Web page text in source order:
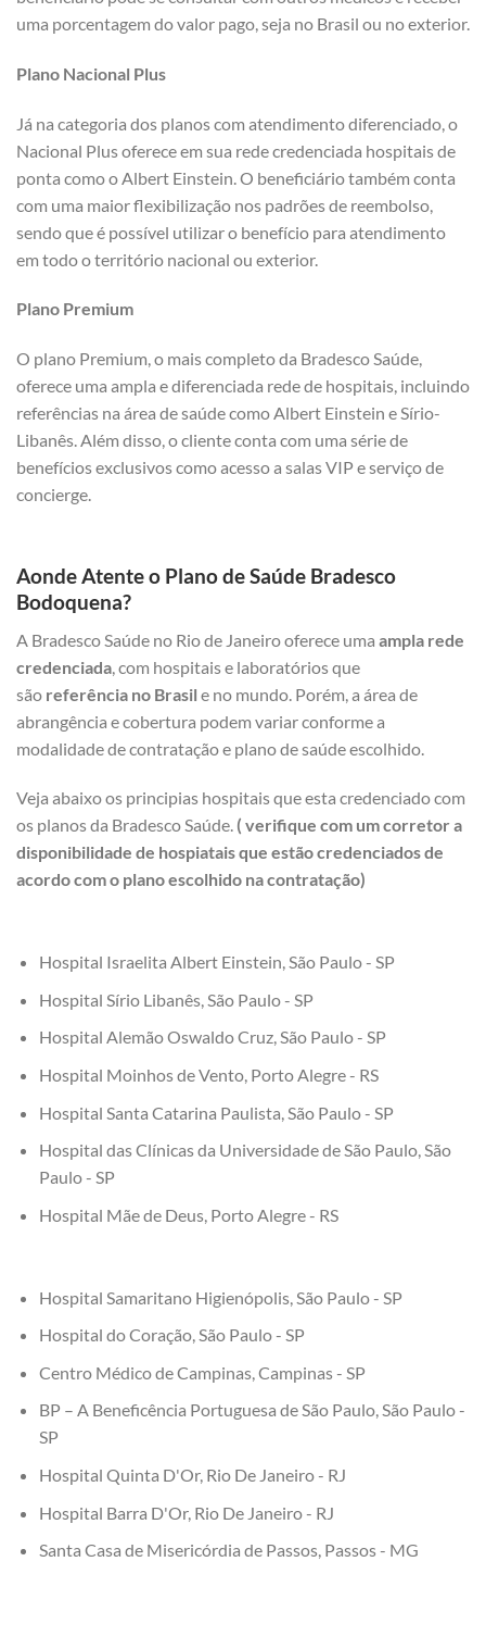
uma porcentagem do valor pago, seja no Brasil ou no exterior.
Plano Nacional Plus
Já na categoria dos planos com atendimento diferenciado, o
Nacional Plus oferece em sua rede credenciada hospitais de
ponta como o Albert Einstein. O beneficiário também conta
com uma maior flexibilização nos padrões de reembolso,
sendo que é possível utilizar o benefício para atendimento
em todo o território nacional ou exterior.
Plano Premium
O plano Premium, o mais completo da Bradesco Saúde,
oferece uma ampla e diferenciada rede de hospitais, incluindo
referências na área de saúde como Albert Einstein e Sírio-
Libanês. Além disso, o cliente conta com uma série de
benefícios exclusivos como acesso a salas VIP e serviço de
concierge.
Aonde Atente o Plano de Saúde Bradesco
Bodoquena?
A Bradesco Saúde no Rio de Janeiro oferece uma ampla rede
credenciada , com hospitais e laboratórios que
são referência no Brasil e no mundo. Porém, a área de
abrangência e cobertura podem variar conforme a
modalidade de contratação e plano de saúde escolhido.
Veja abaixo os principias hospitais que esta credenciado com
os planos da Bradesco Saúde. ( verifique com um corretor a
disponibilidade de hospiatais que estão credenciados de
acordo com o plano escolhido na contratação)
Hospital Israelita Albert Einstein, São Paulo - SP
Hospital Sírio Libanês, São Paulo - SP
Hospital Alemão Oswaldo Cruz, São Paulo - SP
Hospital Moinhos de Vento, Porto Alegre - RS
Hospital Santa Catarina Paulista, São Paulo - SP
Hospital das Clínicas da Universidade de São Paulo, São
Paulo - SP
Hospital Mãe de Deus, Porto Alegre - RS
Hospital Samaritano Higienópolis, São Paulo - SP
Hospital do Coração, São Paulo - SP
Centro Médico de Campinas, Campinas - SP
BP – A Beneficência Portuguesa de São Paulo, São Paulo -
SP
Hospital Quinta D'Or, Rio De Janeiro - RJ
Hospital Barra D'Or, Rio De Janeiro - RJ
Santa Casa de Misericórdia de Passos, Passos - MG